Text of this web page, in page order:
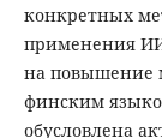
конкретных
применения
на повышение
финским
обусловлена